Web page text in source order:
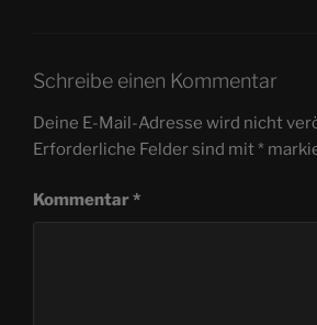
Schreibe einen Kommentar
Deine E-Mail-Adresse wird nicht
Erforderliche Felder sind mit*
Kommentar*